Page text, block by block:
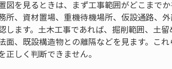
図を見るときは、まず工事範囲がどこまで
所、資材置場、重機待機場所、仮設通路、
します。土木工事であれば、掘削範囲、土
面、既設構造物との離隔などを見ます。こ
正しく判断できません。